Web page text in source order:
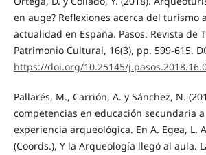
en auge? Reflexiones acerca del turismo
actualidad en España. Pasos. Revista de
Patrimonio Cultural, 16(3), pp. 599-615.
https://doi.org/10.25145/
Pallarés, M., Carrión, A. y Sánchez, N.
competencias en educación secundaria
experiencia arqueológica. En A. Egea, L.
(Coords.), Y la Arqueología llegó al aula.